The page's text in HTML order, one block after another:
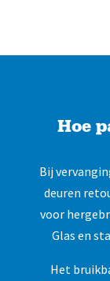
Hoe
Bij
deuren
voor
Glas en
Het